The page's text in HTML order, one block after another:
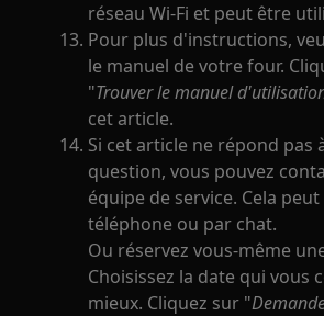
réseau Wi-Fi et peut être
Pour plus d'instructions,
le manuel de votre four.
"Trouver le manuel
cet article.
Si cet article ne répond pas
question, vous pouvez
équipe de service. Cela
téléphone ou par chat.
Ou réservez vous-même
Choisissez la date qui vous
mieux. Cliquez sur "